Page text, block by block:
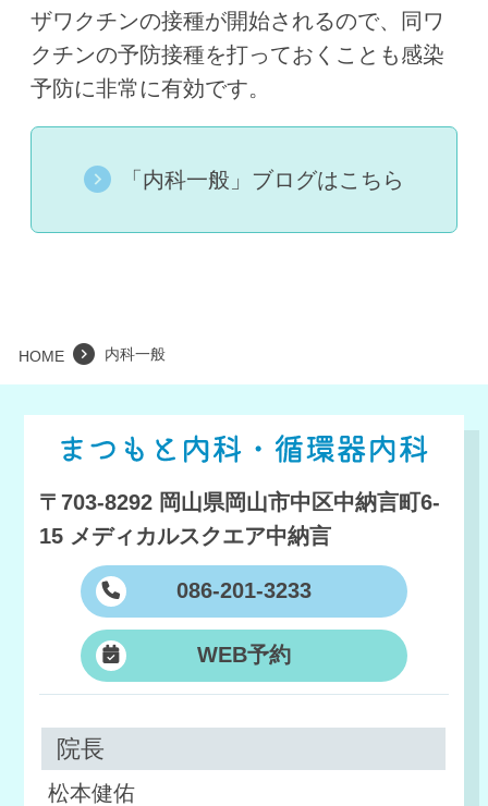
ザワクチンの接種が開始されるので、同ワ
クチンの予防接種を打っておくことも感染
予防に非常に有効です。
「内科一般」ブログはこちら
HOME 内科一般
〒703-8292 岡山県岡山市中区中納言町6-
15 メディカルスクエア中納言
086-201-3233
WEB予約
院長
松本健佑